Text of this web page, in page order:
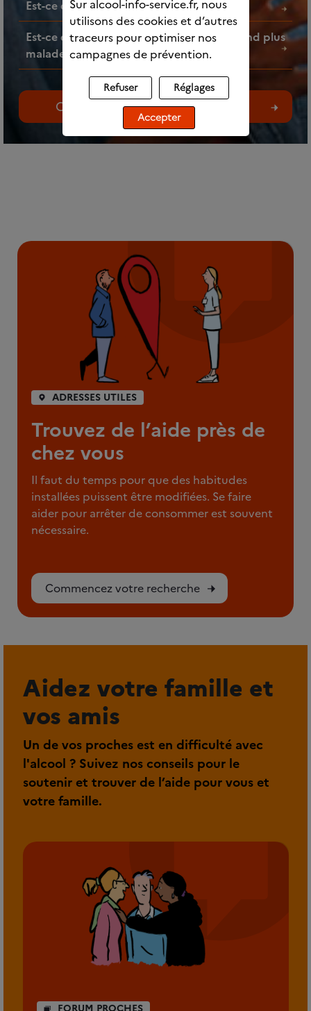
Est-ce que l’alcool fait grossir ?
Est-ce que faire des mélanges d’alcools rend plus
malade ?
Consultez toutes les questions
ADRESSES UTILES
Trouvez de l’aide près de
chez vous
Il faut du temps pour que des habitudes
installées puissent être modifiées. Se faire
aider pour arrêter de consommer est souvent
nécessaire.
Commencez votre recherche
Aidez votre famille et
vos amis
Un de vos proches est en difficulté avec
l'alcool ? Suivez nos conseils pour le
soutenir et trouver de l’aide pour vous et
votre famille.
Sur alcool-info-service.fr, nous
utilisons des cookies et d’autres
traceurs pour optimiser nos
campagnes de prévention.
Refuser Réglages
Accepter